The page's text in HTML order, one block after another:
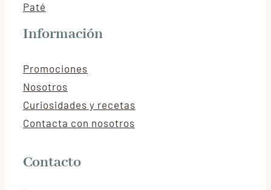
Paté
Información
Promociones
Nosotros
Curiosidades y recetas
Contacta con nosotros
Contacto